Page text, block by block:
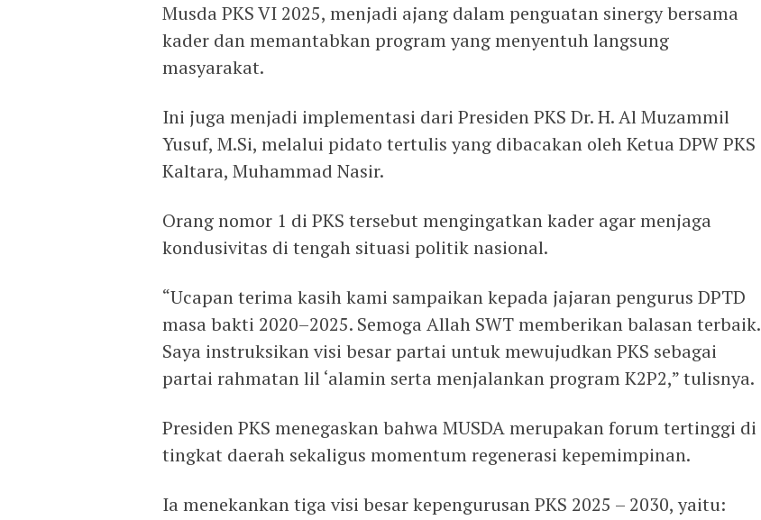
Musda PKS VI 2025, menjadi ajang dalam penguatan sinergy bersama
kader dan memantabkan program yang menyentuh langsung
masyarakat.
Ini juga menjadi implementasi dari Presiden PKS Dr. H. Al Muzammil
Yusuf, M.Si, melalui pidato tertulis yang dibacakan oleh Ketua DPW PKS
Kaltara, Muhammad Nasir.
Orang nomor 1 di PKS tersebut mengingatkan kader agar menjaga
kondusivitas di tengah situasi politik nasional.
“Ucapan terima kasih kami sampaikan kepada jajaran pengurus DPTD
masa bakti 2020–2025. Semoga Allah SWT memberikan balasan terbaik.
Saya instruksikan visi besar partai untuk mewujudkan PKS sebagai
partai rahmatan lil ‘alamin serta menjalankan program K2P2,” tulisnya.
Presiden PKS menegaskan bahwa MUSDA merupakan forum tertinggi di
tingkat daerah sekaligus momentum regenerasi kepemimpinan.
Ia menekankan tiga visi besar kepengurusan PKS 2025 – 2030, yaitu: